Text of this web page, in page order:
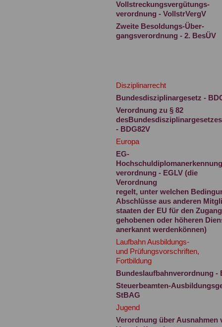
Vollstreckungsvergütungs-
verordnung - VollstrVergV
Zweite Besoldungs-Über-
gangsverordnung - 2. BesÜV
Disziplinarrecht
Bundesdisziplinargesetz -
Verordnung zu § 82
desBundesdisziplinargesetzes
- BDG82V
Europa
EG-
verordnung - EGLV (die
Verordnung
regelt, unter welchen
Abschlüsse aus anderen
staaten der EU für den
gehobenen oder höheren
anerkannt werdenkönnen)
Laufbahn Ausbildungs-
und Prüfungsvorschriften,
Fortbildung
Bundeslaufbahnverordnung -
Steuerbeamten-
StBAG
Jugend
Verordnung über Ausnahmen